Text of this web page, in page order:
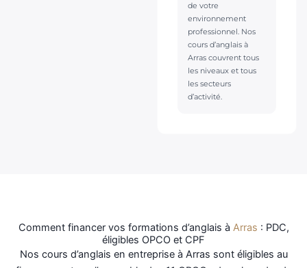
de votre
environnement
professionnel. Nos
cours d’anglais à
Arras couvrent tous
les niveaux et tous
les secteurs
d’activité.
Comment financer vos formations d’anglais à Arras : PDC,
éligibles OPCO et CPF
Nos cours d’anglais en entreprise à Arras sont éligibles au